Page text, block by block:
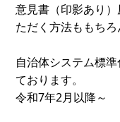
意見書（印影あり
ただく方法ももちろ
自治体システム標
ております。
令和7年2月以降～